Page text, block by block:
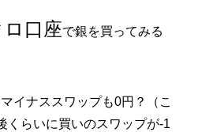
口座で銀を買ってみる
イナススワップも0円？（こ
くらいに買いのスワップが-1